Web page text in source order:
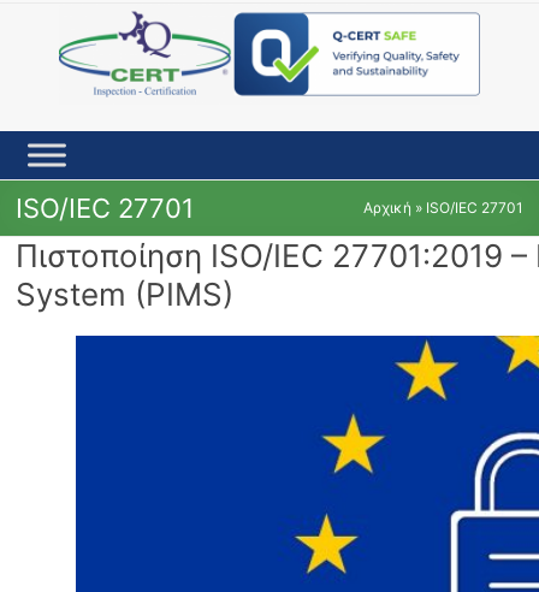
content
ISO/IEC 27701 Αρχική » ISO/IEC 27701
Πιστοποίηση ISO/IEC 27701:2019
System (PIMS)